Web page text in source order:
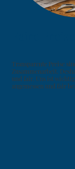
Transparente Preise
Zusammenarbeit.
und fair. Uns ist
angemessen und fair